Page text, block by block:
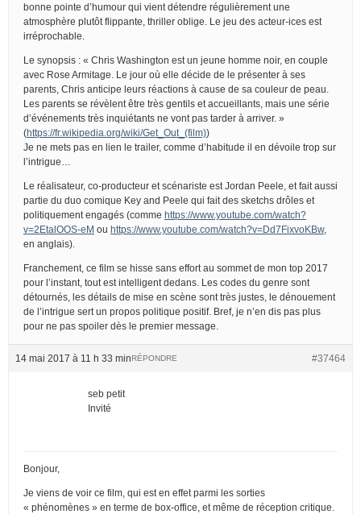
bonne pointe d’humour qui vient détendre régulièrement une
atmosphère plutôt flippante, thriller oblige. Le jeu des acteur-ices est
irréprochable.
Le synopsis : « Chris Washington est un jeune homme noir, en couple
avec Rose Armitage. Le jour où elle décide de le présenter à ses
parents, Chris anticipe leurs réactions à cause de sa couleur de peau.
Les parents se révèlent être très gentils et accueillants, mais une série
d’événements très inquiétants ne vont pas tarder à arriver. »
(https://fr.wikipedia.org/wiki/Get_Out_(film))
Je ne mets pas en lien le trailer, comme d’habitude il en dévoile trop sur
l’intrigue…
Le réalisateur, co-producteur et scénariste est Jordan Peele, et fait aussi
partie du duo comique Key and Peele qui fait des sketchs drôles et
politiquement engagés (comme https://www.youtube.com/watch?
v=2EtalOOS-eM ou https://www.youtube.com/watch?v=Dd7FixvoKBw,
en anglais).
Franchement, ce film se hisse sans effort au sommet de mon top 2017
pour l’instant, tout est intelligent dedans. Les codes du genre sont
détournés, les détails de mise en scène sont très justes, le dénouement
de l’intrigue sert un propos politique positif. Bref, je n’en dis pas plus
pour ne pas spoiler dès le premier message.
14 mai 2017 à 11 h 33 min #37464
RÉPONDRE
seb petit
Invité
Bonjour,
Je viens de voir ce film, qui est en effet parmi les sorties
« phénomènes » en terme de box-office, et même de réception critique.